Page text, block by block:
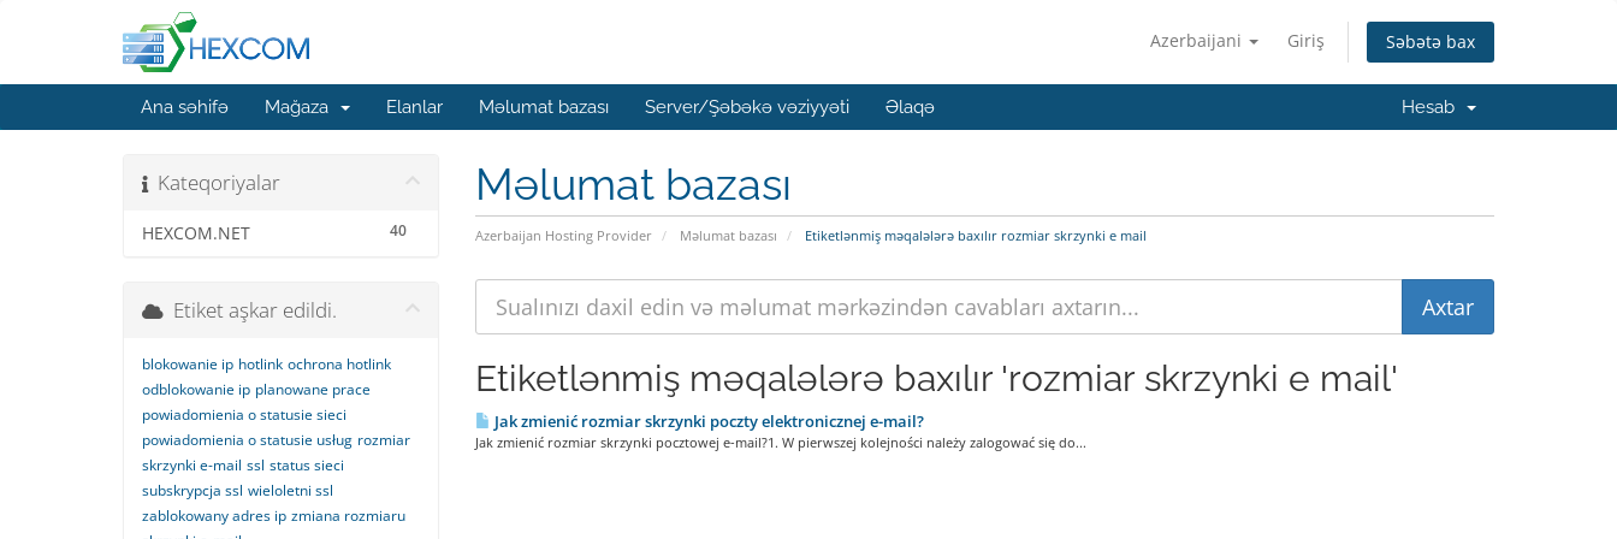
Azerbaijani Giriş Səbətə bax
Ana səhifə Mağaza Elanlar Məlumat bazası Server/Şəbəkə vəziyyəti Əlaqə Hesab
Məlumat bazası
Azerbaijan Hosting Provider Məlumat bazası Etiketlənmiş məqalələrə baxılır rozmiar skrzynki e mail
Kateqoriyalar
40
HEXCOM.NET
Etiketlənmiş məqalələrə baxılır 'rozmiar skrzynki e mail'
Jak zmienić rozmiar skrzynki poczty elektronicznej e-mail?
Jak zmienić rozmiar skrzynki pocztowej e-mail?1. W pierwszej kolejności należy zalogować się do...
Etiket aşkar edildi.
blokowanie ip hotlink ochrona hotlink
odblokowanie ip planowane prace
powiadomienia o statusie sieci
powiadomienia o statusie usług rozmiar
skrzynki e-mail ssl status sieci
subskrypcja ssl wieloletni ssl
zablokowany adres ip zmiana rozmiaru